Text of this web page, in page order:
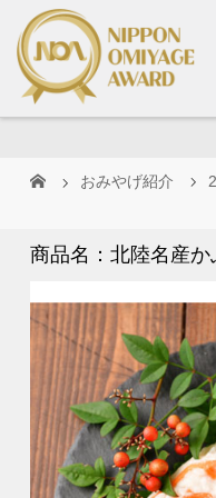
おみやげ紹介
商品名：北陸名産か